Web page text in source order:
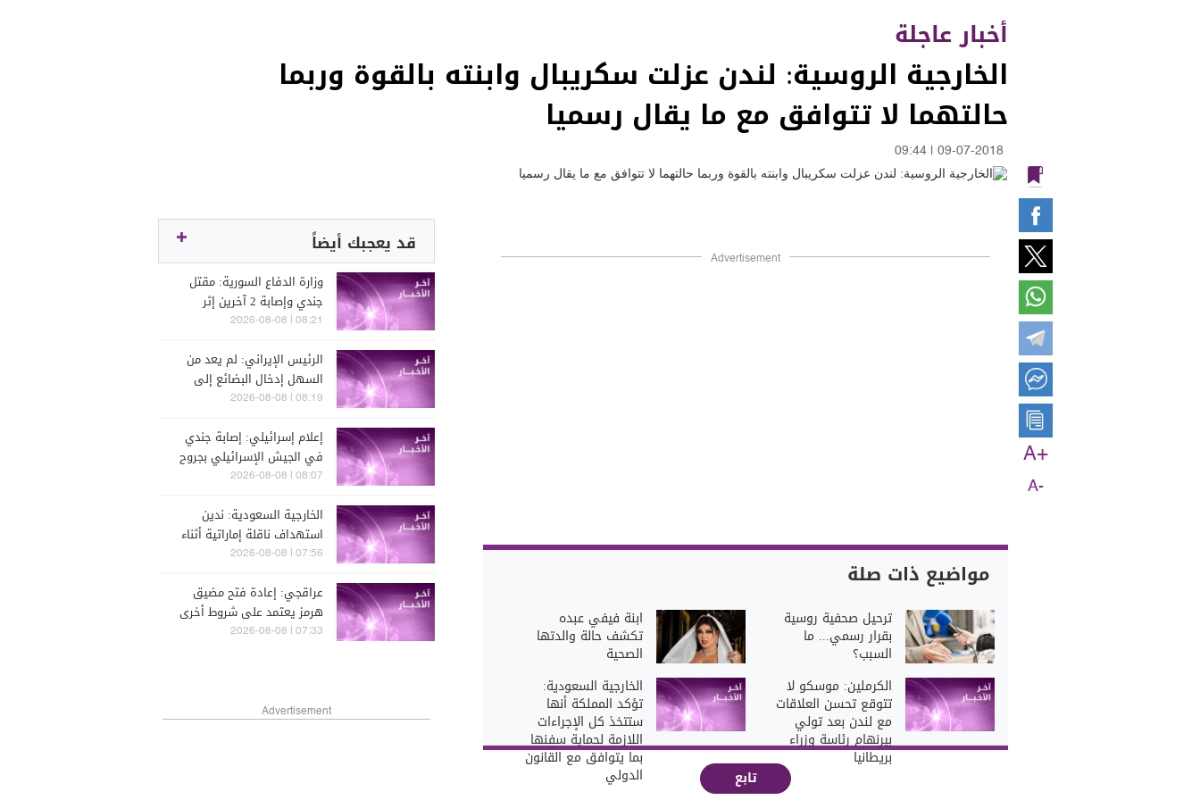
أخبار عاجلة
الخارجية الروسية: لندن عزلت سكريبال وابنته بالقوة وربما
حالتهما لا تتوافق مع ما يقال رسميا
09-07-2018
09:44
A+
A-
Advertisement
مواضيع ذات صلة
ترحيل صحفية روسية
بقرار رسمي... ما
السبب؟
ابنة فيفي عبده
تكشف حالة والدتها
الصحية
الكرملين: موسكو لا
تتوقع تحسن العلاقات
مع لندن بعد تولي
بيرنهام رئاسة وزراء
بريطانيا
الخارجية السعودية:
تؤكد المملكة أنها
ستتخذ كل الإجراءات
اللازمة لحماية سفنها
بما يتوافق مع القانون
الدولي تابع
قد يعجبك أيضاً
وزارة الدفاع السورية: مقتل
جندي وإصابة 2 آخرين إثر
هجوم شنه مجهولون شرقي
08:21 | 2026-08-08
الرئيس الإيراني: لم يعد من
السهل إدخال البضائع إلى
البلاد ويجب أن نسلك طرقا
08:19 | 2026-08-08
إعلام إسرائيلي: إصابة جندي
في الجيش الإسرائيلي بجروح
متوسطة جراء حادث عملياتي
08:07 | 2026-08-08
الخارجية السعودية: ندين
استهداف ناقلة إماراتية أثناء
عبورها مضيق هرمز ونحمل
الغاشمة
07:56 | 2026-08-08
عراقجي: إعادة فتح مضيق
هرمز يعتمد على شروط أخرى
بينها التعويض عن انتهاكات
07:33 | 2026-08-08
Advertisement